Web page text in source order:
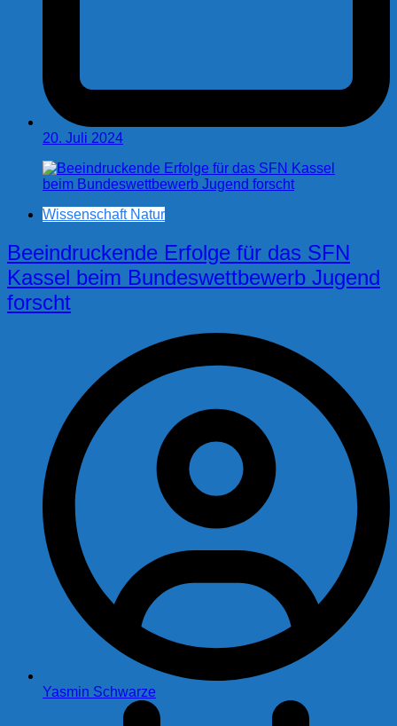
20. Juli 2024
Wissenschaft Natur
Beeindruckende Erfolge für das SFN
Kassel beim Bundeswettbewerb Jugend
forscht
Yasmin Schwarze